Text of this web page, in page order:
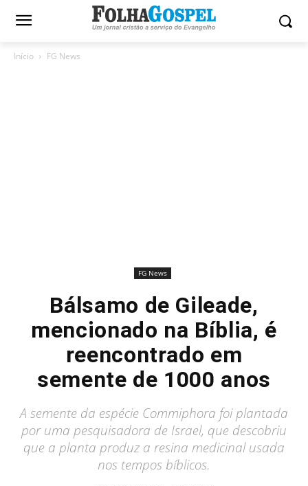
Início FG News
FG News
Bálsamo de Gileade,
mencionado na Bíblia, é
reencontrado em
semente de 1000 anos
A semente da espécie Commiphora foi plantada
por uma pesquisadora de Israel, que descobriu
que a planta produz a resina medicinal usada
nos tempos bíblicos.